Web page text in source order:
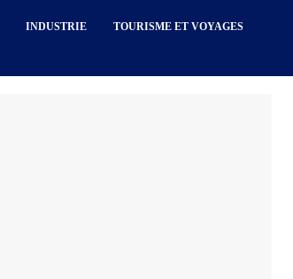
INDUSTRIE TOURISME ET VOYAGES